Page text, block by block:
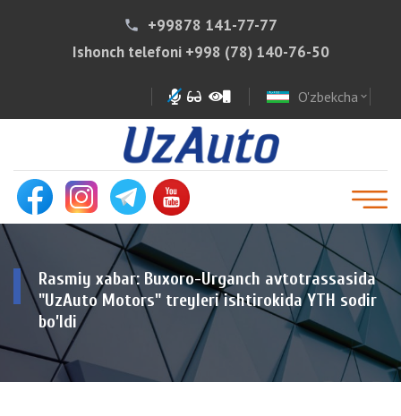
phone
+99878 141-77-77
Ishonch telefoni +998 (78) 140-76-50
O'zbekcha expand_more
Rasmiy xabar: Buxoro-Urganch avtotrassasida
"UzAuto Motors" treyleri ishtirokida YTH sodir
bo’ldi